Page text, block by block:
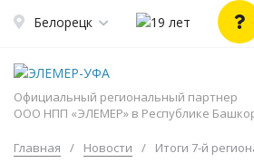
Белорецк
Официальный региональный партнер
ООО НПП «ЭЛЕМЕР» в Республике
Главная / Новости / Итоги 7-й